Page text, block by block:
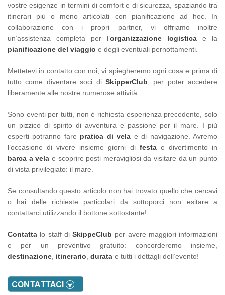
vostre esigenze in termini di comfort e di sicurezza, spaziando tra
itinerari più o meno articolati con pianificazione ad hoc. In
collaborazione con i propri partner, vi offriamo inoltre
un’assistenza completa per l’organizzazione logistica e la
pianificazione del viaggio e degli eventuali pernottamenti.
Mettetevi in contatto con noi, vi spiegheremo ogni cosa e prima di
tutto come diventare soci di SkipperClub , per poter accedere
liberamente alle nostre numerose attività.
Sono eventi per tutti, non è richiesta esperienza precedente, solo
un pizzico di spirito di avventura e passione per il mare. I più
esperti potranno fare pratica di vela e di navigazione. Avremo
l’occasione di vivere insieme giorni di festae divertimento in
barca a vela e scoprire posti meravigliosi da visitare da un punto
di vista privilegiato: il mare.
Se consultando questo articolo non hai trovato quello che cercavi
o hai delle richieste particolari da sottoporci non esitare a
contattarci utilizzando il bottone sottostante!
Contatta lo staff diSkippeClub per avere maggiori informazioni
e per un preventivo gratuito: concorderemo insieme,
destinazione itinerario durata e tutti i dettagli dell’evento!